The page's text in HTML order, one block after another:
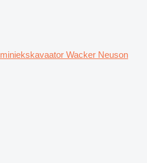
miniekskavaator Wacker Neuson